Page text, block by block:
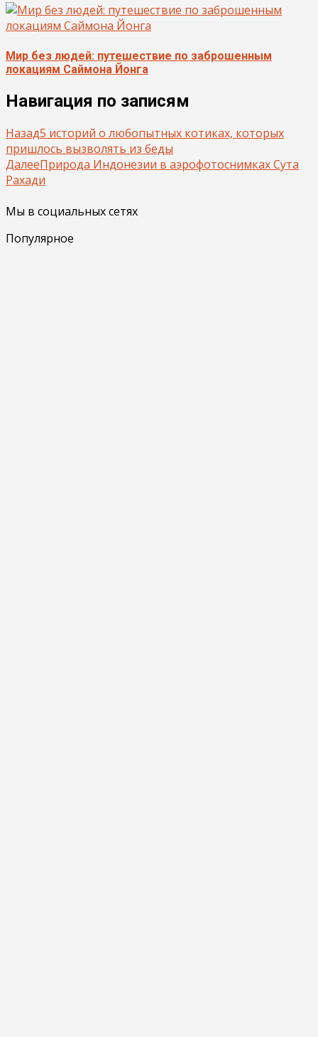
Мир без людей: путешествие по заброшенным
локациям Саймона Йонга
Навигация по записям
Назад5 историй о любопытных котиках, которых
пришлось вызволять из беды
ДалееПрирода Индонезии в аэрофотоснимках Сута
Рахади
Мы в социальных сетях
Популярное